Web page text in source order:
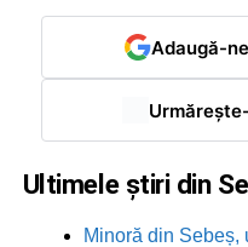
Adaugă-
Ultimele știri din
Minoră din Sebeș,